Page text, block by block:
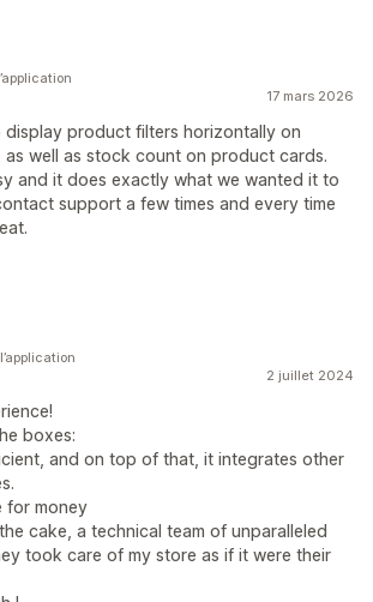
17 mars 2026
display product filters horizontally on
as well as stock count on product cards.
and it does exactly what we wanted it to
support a few times and every time
2 juillet 2024
boxes:
and on top of that, it integrates other
for money
cake, a technical team of unparalleled
took care of my store as if it were their